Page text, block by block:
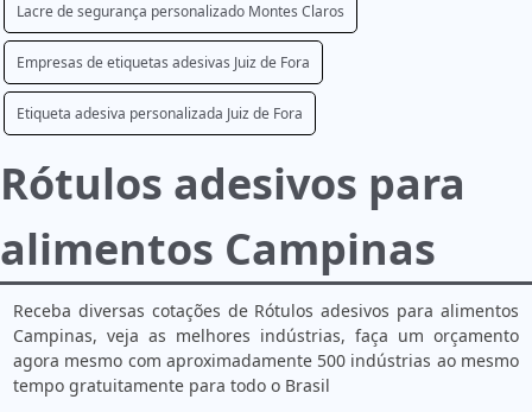
Lacre de segurança personalizado Montes Claros
Empresas de etiquetas adesivas Juiz de Fora
Etiqueta adesiva personalizada Juiz de Fora
Rótulos adesivos para
alimentos Campinas
Receba diversas cotações de Rótulos adesivos para alimentos
Campinas, veja as melhores indústrias, faça um orçamento
agora mesmo com aproximadamente 500 indústrias ao mesmo
tempo gratuitamente para todo o Brasil